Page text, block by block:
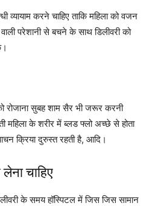
व्यायाम करने चाहिए ताकि महिला को वजन
परेशानी से बचने के साथ डिलीवरी को
रोजाना सुबह शाम सैर भी जरूर करनी
महिला के शरीर में ब्लड फ्लो अच्छे से होता
क्रिया दुरुस्त रहती है, आदि।
चाहिए
के समय हॉस्पिटल में जिस जिस सामान